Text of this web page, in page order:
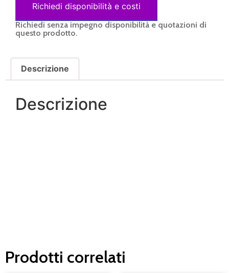
Richiedi disponibilità e costi
Richiedi senza impegno disponibilità e quotazioni di
questo prodotto.
Descrizione
Descrizione
Prodotti correlati